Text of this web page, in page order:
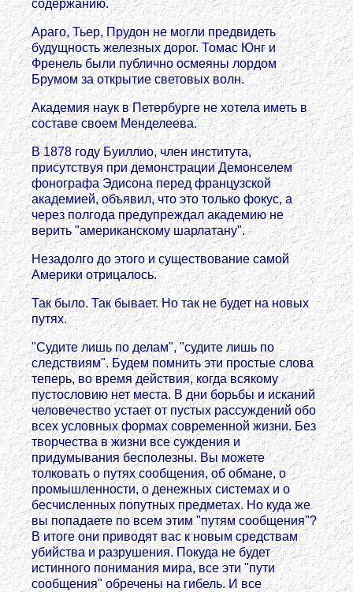
содержанию.
Араго, Тьер, Прудон не могли предвидеть
будущность железных дорог. Томас Юнг и
Френель были публично осмеяны лордом
Брумом за открытие световых волн.
Академия наук в Петербурге не хотела иметь в
составе своем Менделеева.
В 1878 году Буиллио, член института,
присутствуя при демонстрации Демонселем
фонографа Эдисона перед французской
академией, объявил, что это только фокус, а
через полгода предупреждал академию не
верить "американскому шарлатану".
Незадолго до этого и существование самой
Америки отрицалось.
Так было. Так бывает. Но так не будет на новых
путях.
"Судите лишь по делам", "судите лишь по
следствиям". Будем помнить эти простые слова
теперь, во время действия, когда всякому
пустословию нет места. В дни борьбы и исканий
человечество устает от пустых рассуждений обо
всех условных формах современной жизни. Без
творчества в жизни все суждения и
придумывания бесполезны. Вы можете
толковать о путях сообщения, об обмане, о
промышленности, о денежных системах и о
бесчисленных попутных предметах. Но куда же
вы попадаете по всем этим "путям сообщения"?
В итоге они приводят вас к новым средствам
убийства и разрушения. Покуда не будет
истинного понимания мира, все эти "пути
сообщения" обречены на гибель. И все